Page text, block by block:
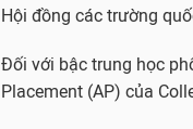
Hội đồng các trường
Đối với bậc trung học
Placement (AP) của